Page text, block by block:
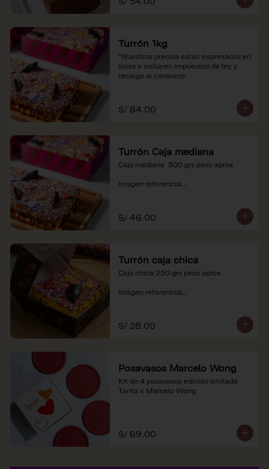
Turrón 1kg
*Nuestros precios están expresados en
soles e incluyen impuestos de ley y
recargo al consumo.
S/ 84.00
Turrón Caja mediana
Caja mediana  500 grs peso aprox
Imagen referencial
soles e incluyen impuestos de ley y
recargo al consumo.
S/ 46.00
Turrón caja chica
Caja chica 250 grs peso aprox
Imagen referencial
soles e incluyen impuestos de ley y
recargo al consumo.
S/ 28.00
Posavasos Marcelo Wong
Kit de 4 posavasos edición limitada
Tanta x Marcelo Wong
S/ 69.00